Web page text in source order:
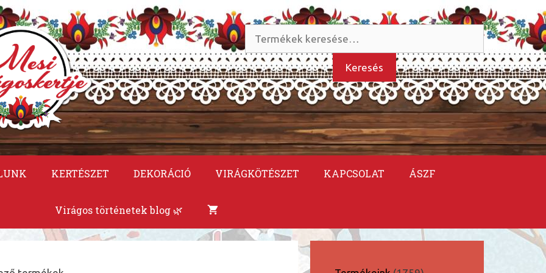
Keresés
a
következőre:
Keresés
KERTÉSZET DEKORÁCIÓ VIRÁGKÖTÉSZET KAPCSOLAT ÁSZF
Virágos történetek blog 🌿